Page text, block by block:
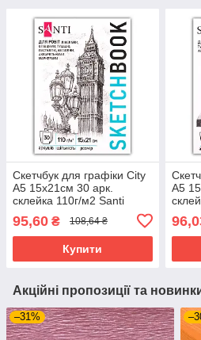
Скетчбук для графіки City
А5 15х21см 30 арк.
склейка 110г/м2 Santi
95,60 ₴ 108,64 ₴
Купити
А5
Акційні пропозиції та
–31%